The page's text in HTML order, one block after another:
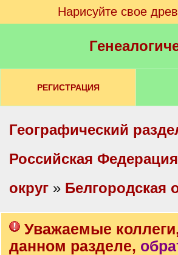
Нарисуйте свое
РЕГИСТРАЦИЯ
Географический
Российская Федерация
округ » Белгородская
Уважаемые
данном разделе,